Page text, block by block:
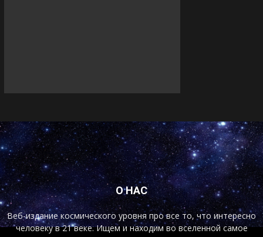
О НАС
Веб-издание космического уровня про все то, что интересно
человеку в 21 веке. Ищем и находим во вселенной самое